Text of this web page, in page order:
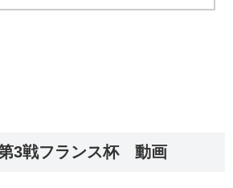
3戦フランス杯 動画